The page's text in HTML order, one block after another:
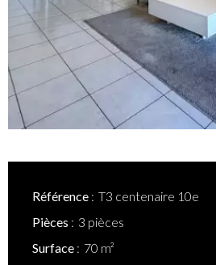
Référence
T3 centenaire 10e
Pièces
3 pièces
Surface
70 m²